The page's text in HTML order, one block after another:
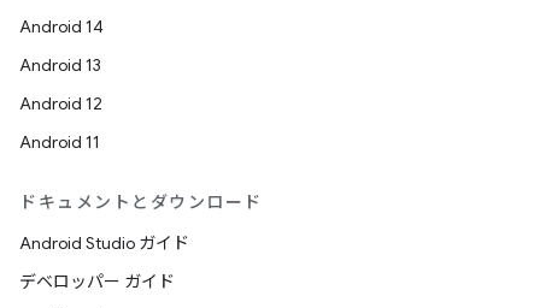
Android 14
Android 13
Android 12
Android 11
ドキュメントとダウンロード
Android Studio ガイド
デベロッパー ガイド